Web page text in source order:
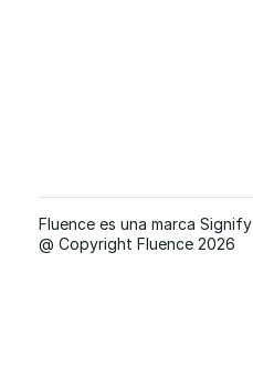
Fluence es una marca Signify
@ Copyright Fluence 2026